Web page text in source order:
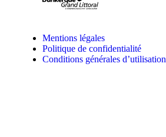
Mentions légales
Politique de confidentialité
Conditions générales d’utilisation